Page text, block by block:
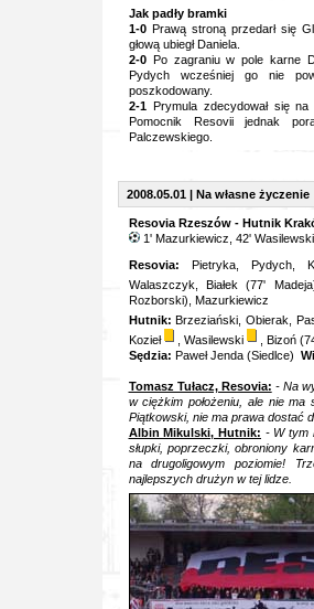
Jak padły bramki
1-0 Prawą stroną przedarł się
głową ubiegł Daniela.
2-0 Po zagraniu w pole karne
Pydych wcześniej go nie
poszkodowany.
2-1 Prymula zdecydował się
Pomocnik Resovii jednak
Palczewskiego.
2008.05.01 | Na własne życzenie
Resovia Rzeszów - Hutnik
1' Mazurkiewicz, 42'
Resovia: Pietryka, Pydych,
Walaszczyk, Białek (77'
Rozborski), Mazurkiewicz
Hutnik:Brzeziański, Obierak,
Kozieł
, Wasilewski
, Bizoń
Sędzia: Paweł Jenda (Siedlce)
Tomasz Tułacz, Resovia: - Na
w ciężkim położeniu, ale nie
Piątkowski, nie ma prawa dostać
Albin Mikulski, Hutnik: - W tym
słupki, poprzeczki, obroniony
na drugoligowym poziomie!
najlepszych drużyn w tej lidze.